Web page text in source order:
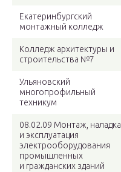
Екатеринбургский
монтажный колледж
Колледж архитектуры и
строительства №7
Ульяновский
многопрофильный
техникум
08.02.09 Монтаж, наладка
и эксплуатация
электрооборудования
промышленных
и гражданских зданий